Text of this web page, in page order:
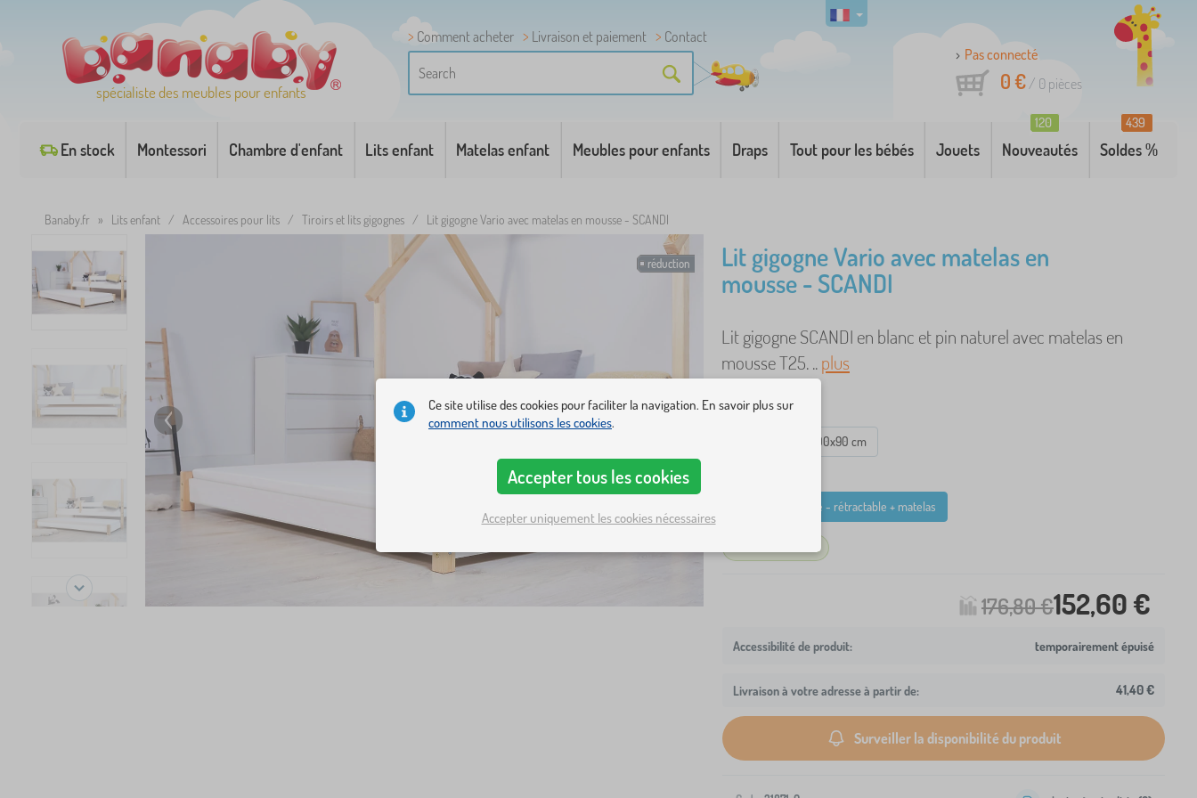
spécialiste des meubles pour enfants
Comment acheter Livraison et paiement
Contact
Pas connecté
0 €/ 0 pièces
En stock Montessori Chambre d'enfant Lits enfant Matelas enfant Meubles pour enfants Draps Tout pour les bébés Jouets Nouveautés
120
Soldes %
439
Banaby.fr » Lits enfant / Accessoires pour lits / Tiroirs et lits gigognes / Lit gigogne Vario avec matelas en mousse - SCANDI
réduction
Lit gigogne Vario avec matelas en
mousse - SCANDI
Lit gigogne SCANDI en blanc et pin naturel avec matelas en
mousse T25. ..plus
Dimensions lit
200x90 cm
lit supplémentaire - rétractable + matelas
176,80 €152,60 €
temporairement épuisé
Livraison à votre adresse à partir de: 41,40 €
Surveiller la disponibilité du produit
Ce site utilise des cookies pour faciliter la navigation. En savoir plus sur
comment nous utilisons les cookies.
Accepter tous les cookies
Accepter uniquement les cookies nécessaires